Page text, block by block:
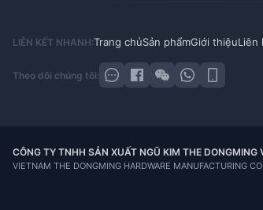
DIN982 Đai ốc chống trôi/Đai ốc
nhựa (dày)
Đai
LIÊN KẾT NHANH:Trang chủSản phẩmGiới thiệuLiên
Theo dõi chúng tôi:
CÔNG TY TNHH SẢN XUẤT NGŨ KIM THE DONGMING
VIETNAM THE DONGMING HARDWARE MANUFACTURING